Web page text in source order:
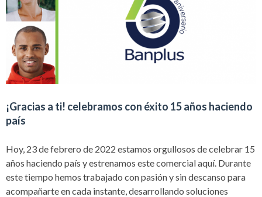
¡Gracias a ti! celebramos con éxito 15 años haciendo
país
Hoy, 23 de febrero de 2022 estamos orgullosos de celebrar 15
años haciendo país y estrenamos este comercial aquí. Durante
este tiempo hemos trabajado con pasión y sin descanso para
acompañarte en cada instante, desarrollando soluciones